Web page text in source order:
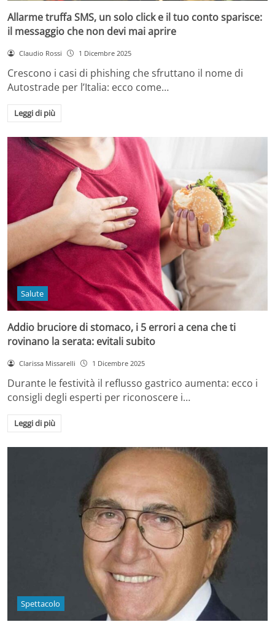
Allarme truffa SMS, un solo click e il tuo conto sparisce:
il messaggio che non devi mai aprire
Claudio Rossi 1 Dicembre 2025
Crescono i casi di phishing che sfruttano il nome di
Autostrade per l’Italia: ecco come…
Leggi di più
Salute
Addio bruciore di stomaco, i 5 errori a cena che ti
rovinano la serata: evitali subito
Clarissa Missarelli 1 Dicembre 2025
Durante le festività il reflusso gastrico aumenta: ecco i
consigli degli esperti per riconoscere i…
Leggi di più
Spettacolo